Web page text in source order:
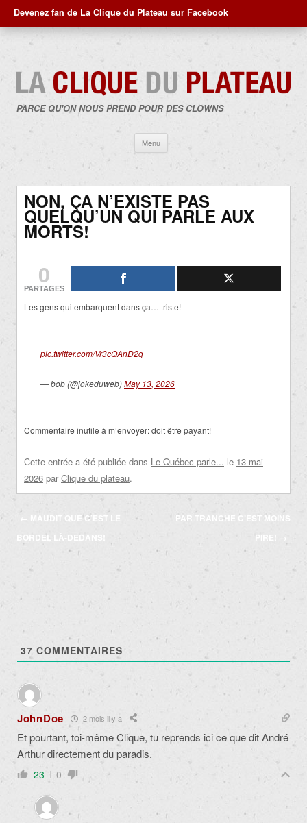
Devenez fan de La Clique du Plateau sur Facebook
PARCE QU'ON NOUS PREND POUR DES CLOWNS
Menu
contenu
NON, ÇA N’EXISTE PAS
QUELQU’UN QUI PARLE AUX
MORTS!
0
PARTAGES
Les gens qui embarquent dans ça… triste!
pic.twitter.com/Vr3cQAnD2q
— bob (@jokeduweb)May 13, 2026
Commentaire inutile à m’envoyer: doit être payant!
Cette entrée a été publiée dans Le Québec parle... le 13 mai
2026 par Clique du plateau.
Navigation
des
←
MAUDIT QUE C’EST LE
BORDEL LÀ-DEDANS!
PAR TRANCHE C’EST MOINS
PIRE!
→
37 COMMENTAIRES
JohnDoe 2 mois il y a
Et pourtant, toi-même Clique, tu reprends ici ce que dit André
Arthur directement du paradis.
23 0